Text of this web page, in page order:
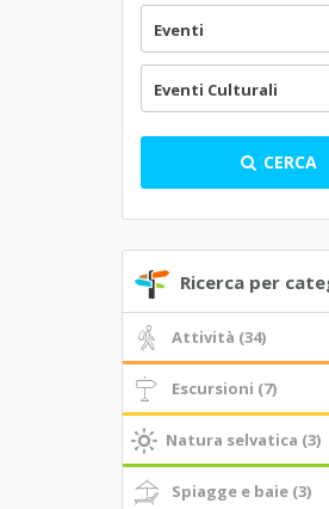
Eventi
Eventi Culturali
CERCA
Ricerca per
Attività (34)
Escursioni (7)
Natura selvatica (3)
Spiagge e baie (3)